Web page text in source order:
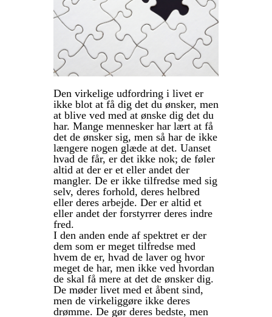
Den virkelige udfordring i livet er
ikke blot at få dig det du ønsker, men
at blive ved med at ønske dig det du
har. Mange mennesker har lært at få
det de ønsker sig, men så har de ikke
længere nogen glæde at det. Uanset
hvad de får, er det ikke nok; de føler
altid at der er et eller andet der
mangler. De er ikke tilfredse med sig
selv, deres forhold, deres helbred
eller deres arbejde. Der er altid et
eller andet der forstyrrer deres indre
fred.
I den anden ende af spektret er der
dem som er meget tilfredse med
hvem de er, hvad de laver og hvor
meget de har, men ikke ved hvordan
de skal få mere at det de ønsker dig.
De møder livet med et åbent sind,
men de virkeliggøre ikke deres
drømme. De gør deres bedste, men